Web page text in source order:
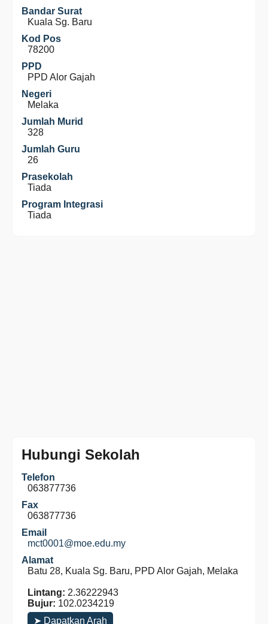
Bandar Surat
Kuala Sg. Baru
Kod Pos
78200
PPD
PPD Alor Gajah
Negeri
Melaka
Jumlah Murid
328
Jumlah Guru
26
Prasekolah
Tiada
Program Integrasi
Tiada
Hubungi Sekolah
Telefon
063877736
Fax
063877736
Email
mct0001@moe.edu.my
Alamat
Batu 28, Kuala Sg. Baru, PPD Alor Gajah, Melaka
Lintang: 2.36222943
Bujur: 102.0234219
➤ Dapatkan Arah